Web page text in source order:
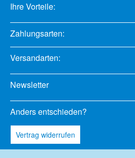
Ihre Vorteile:
Zahlungsarten:
Versandarten:
Newsletter
Anders entschieden?
Vertrag widerrufen